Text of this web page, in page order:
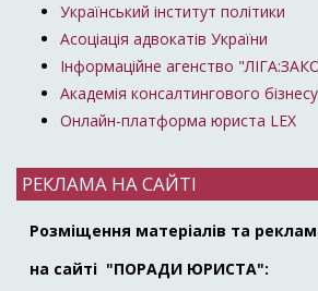
Український інститут політики
Асоціація адвокатів України
Інформаційне агенство
Академія консалтингового бізнесу
Онлайн-платформа юриста LEX
РЕКЛАМА НА САЙТІ
Розміщення матеріалів та
на сайті "ПОРАДИ ЮРИСТА":